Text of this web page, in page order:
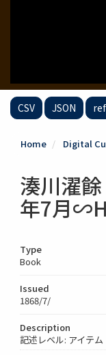
CSV JSON
Home Digital
湊川濯
年7月
Type
Book
Issued
1868/7/
Description
記述レベル: アイテム